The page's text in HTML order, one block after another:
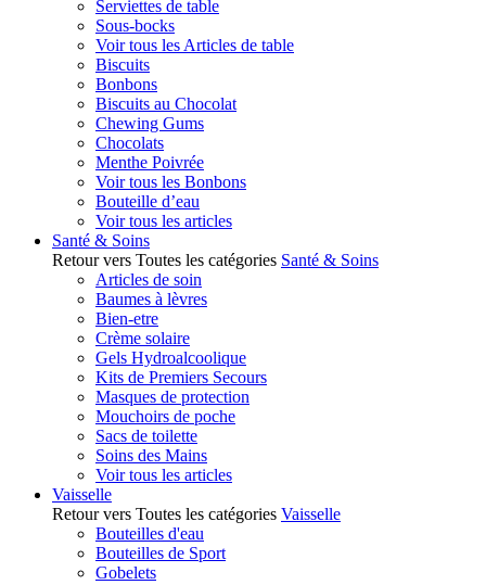
Serviettes de table
Sous-bocks
Voir tous les Articles de table
Biscuits
Bonbons
Biscuits au Chocolat
Chewing Gums
Chocolats
Menthe Poivrée
Voir tous les Bonbons
Bouteille d’eau
Voir tous les articles
Santé & Soins
Retour vers Toutes les catégories Santé & Soins
Articles de soin
Baumes à lèvres
Bien-etre
Crème solaire
Gels Hydroalcoolique
Kits de Premiers Secours
Masques de protection
Mouchoirs de poche
Sacs de toilette
Soins des Mains
Voir tous les articles
Vaisselle
Retour vers Toutes les catégories Vaisselle
Bouteilles d'eau
Bouteilles de Sport
Gobelets